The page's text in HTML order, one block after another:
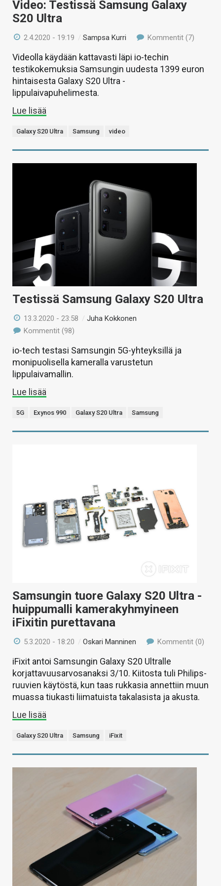
Video: Testissä Samsung Galaxy
S20 Ultra
2.4.2020 - 19:19 /Sampsa Kurri Kommentit (7)
Videolla käydään kattavasti läpi io-techin
testikokemuksia Samsungin uudesta 1399 euron
hintaisesta Galaxy S20 Ultra -
lippulaivapuhelimesta.
Lue lisää
Galaxy S20 Ultra Samsung video
Testissä Samsung Galaxy S20 Ultra
13.3.2020 - 23:58 /Juha Kokkonen
Kommentit (98)
io-tech testasi Samsungin 5G-yhteyksillä ja
monipuolisella kameralla varustetun
lippulaivamallin.
Lue lisää
5G Exynos 990 Galaxy S20 Ultra Samsung
Samsungin tuore Galaxy S20 Ultra -
huippumalli kamerakyhmyineen
iFixitin purettavana
5.3.2020 - 18:20 /Oskari Manninen Kommentit (0)
iFixit antoi Samsungin Galaxy S20 Ultralle
korjattavuusarvosanaksi 3/10. Kiitosta tuli Philips-
ruuvien käytöstä, kun taas rukkasia annettiin muun
muassa tiukasti liimatuista takalasista ja akusta.
Lue lisää
Galaxy S20 Ultra Samsung iFixit